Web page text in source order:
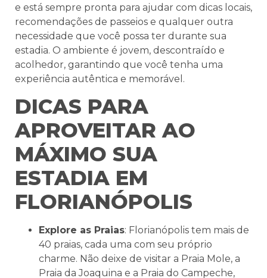
e está sempre pronta para ajudar com dicas locais,
recomendações de passeios e qualquer outra
necessidade que você possa ter durante sua
estadia. O ambiente é jovem, descontraído e
acolhedor, garantindo que você tenha uma
experiência autêntica e memorável.
DICAS PARA
APROVEITAR AO
MÁXIMO SUA
ESTADIA EM
FLORIANÓPOLIS
Explore as Praias: Florianópolis tem mais de
40 praias, cada uma com seu próprio
charme. Não deixe de visitar a Praia Mole, a
Praia da Joaquina e a Praia do Campeche,